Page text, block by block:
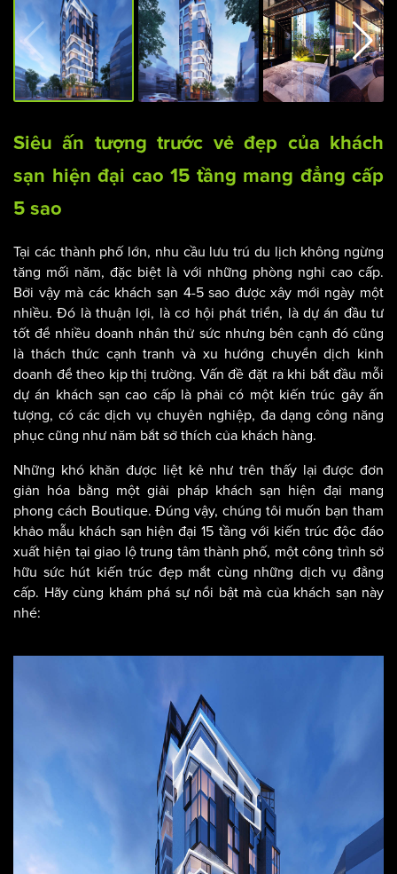
Siêu ấn tượng trước vẻ đẹp của khách
sạn hiện đại cao 15 tầng mang đẳng cấp
5 sao
Tại các thành phố lớn, nhu cầu lưu trú du lịch không ngừng
tăng mối năm, đặc biệt là với những phòng nghỉ cao cấp.
Bởi vậy mà các khách sạn 4-5 sao được xây mới ngày một
nhiều. Đó là thuận lợi, là cơ hội phát triển, là dự án đầu tư
tốt để nhiều doanh nhân thử sức nhưng bên cạnh đó cũng
là thách thức cạnh tranh và xu hướng chuyển dịch kinh
doanh để theo kịp thị trường. Vấn đề đặt ra khi bắt đầu mỗi
dự án khách sạn cao cấp là phải có một kiến trúc gây ấn
tượng, có các dịch vụ chuyên nghiệp, đa dạng công năng
phục cũng như năm bắt sở thích của khách hàng.
Những khó khăn được liệt kê như trên thấy lại được đơn
giản hóa bằng một giải pháp khách sạn hiện đại mang
phong cách Boutique. Đúng vậy, chúng tôi muốn bạn tham
khảo mẫu khách sạn hiện đại 15 tầng với kiến trúc độc đáo
xuất hiện tại giao lộ trung tâm thành phố, một công trình sở
hữu sức hút kiến trúc đẹp mắt cùng những dịch vụ đẳng
cấp. Hãy cùng khám phá sự nổi bật mà của khách sạn này
nhé: